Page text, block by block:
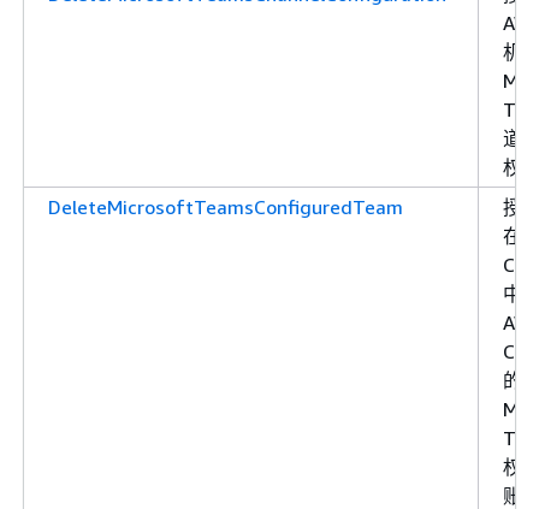
机
道
权
DeleteMicrosoftTeamsConfiguredTeam
授
在
中
的
权
账